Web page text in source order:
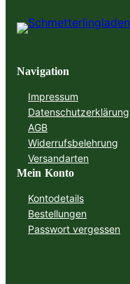
Navigation
Impressum
Datenschutzerklärung
AGB
Widerrufsbelehrung
Versandarten
Mein Konto
Kontodetails
Bestellungen
Passwort vergessen